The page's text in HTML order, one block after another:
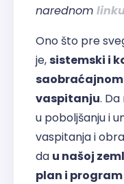
narednom
Ono što pre
je,sistemski i
vaspitanju.
u poboljšanju i
vaspitanja i
da u našoj
plan i